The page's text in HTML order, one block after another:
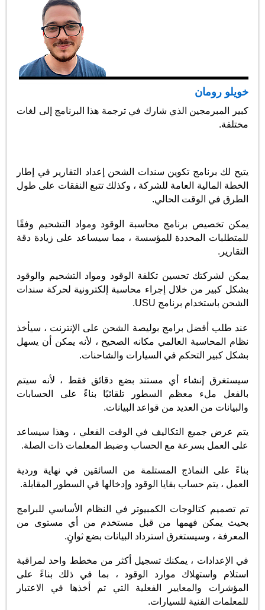
خويلو رومان
كبير المبرمجين الذي شارك في ترجمة هذا البرنامج إلى لغات
مختلفة.
يتيح لك برنامج تكوين سندات الشحن إعداد التقارير في إطار
الخطة المالية العامة للشركة ، وكذلك تتبع النفقات على طول
الطرق في الوقت الحالي.
يمكن تخصيص برنامج محاسبة الوقود ومواد التشحيم وفقًا
للمتطلبات المحددة للمؤسسة ، مما سيساعد على زيادة دقة
التقارير.
يمكن لشركتك تحسين تكلفة الوقود ومواد التشحيم والوقود
بشكل كبير من خلال إجراء محاسبة إلكترونية لحركة سندات
الشحن باستخدام برنامج USU.
عند طلب أفضل برامج بوليصة الشحن على الإنترنت ، سيأخذ
نظام المحاسبة العالمي مكانه الصحيح ، لأنه يمكن أن يسهل
بشكل كبير التحكم في السيارات والشاحنات.
سيستغرق إنشاء أي مستند بضع دقائق فقط ، لأنه سيتم
بالفعل ملء معظم السطور تلقائيًا بناءً على الحسابات
والبيانات من العديد من قواعد البيانات.
يتم عرض جميع التكاليف في الوقت الفعلي ، وهذا سيساعد
على العمل بسرعة مع الحساب وضبط المعلمات ذات الصلة.
بناءً على النماذج المستلمة من السائقين في نهاية وردية
العمل ، يتم حساب بقايا الوقود وإدخالها في السطور المقابلة.
تم تصميم كتالوجات الكمبيوتر في النظام الأساسي للبرامج
بحيث يمكن فهمها من قبل مستخدم من أي مستوى من
المعرفة ، وسيستغرق استرداد البيانات بضع ثوانٍ.
في الإعدادات ، يمكنك تسجيل أكثر من مخطط واحد لمراقبة
استلام واستهلاك موارد الوقود ، بما في ذلك بناءً على
المؤشرات والمعايير الفعلية التي تم أخذها في الاعتبار
للمعلمات الفنية للسيارات.